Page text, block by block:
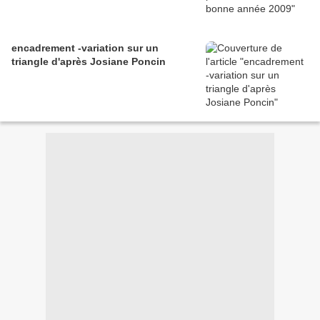
encadrement -variation sur un
triangle d'après Josiane Poncin